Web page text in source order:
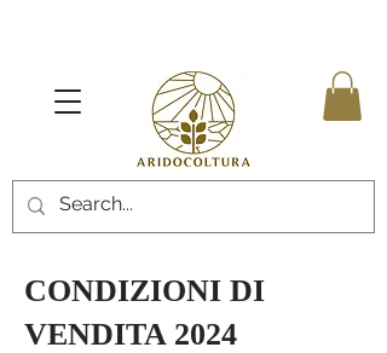
CONDIZIONI DI
VENDITA 2024